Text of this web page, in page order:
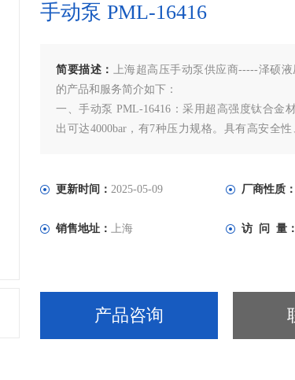
手动泵 PML-16416
简要描述： 上海超高压手动泵供应商-----泽硕
的产品和服务简介如下：
一、手动泵 PML-16416：采用超高强度钛合金
出可达4000bar，有7种压力规格。具有高安全
轴承、联轴器、转向架、齿轮、飞
更新时间：2025-05-09 厂商性质：
销售地址：上海 访 问 量：
产品咨询